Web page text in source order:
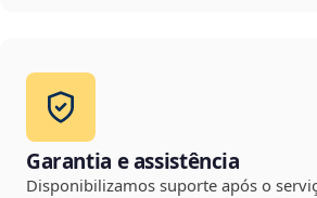
Garantia e assistência
Disponibilizamos suporte após o